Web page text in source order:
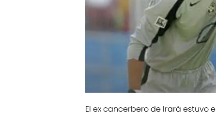
El ex cancerbero de Irará estuvo